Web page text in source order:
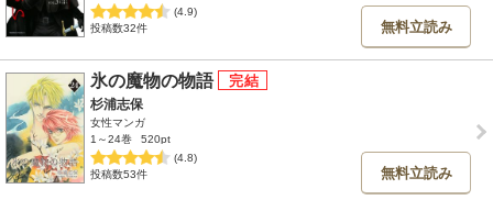
(4.9)
投稿数32件
無料立読み
氷の魔物の物語
杉浦志保
女性マンガ
1～24巻
520pt
(4.8)
投稿数53件
無料立読み